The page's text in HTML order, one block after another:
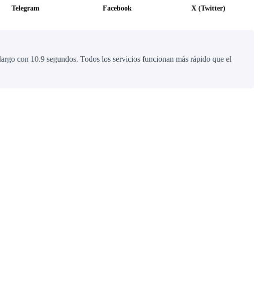
Telegram Facebook X (Twitter)
con 10.9 segundos. Todos los servicios funcionan más rápido que el